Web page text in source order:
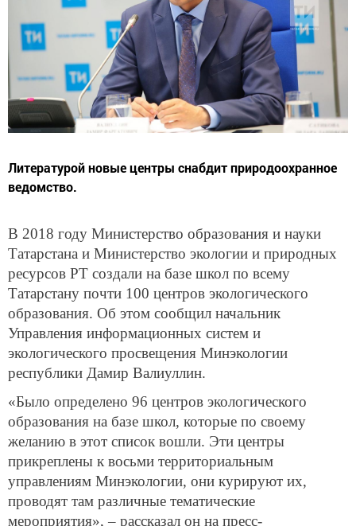
Литературой новые центры снабдит природоохранное
ведомство.
В 2018 году Министерство образования и науки
Татарстана и Министерство экологии и природных
ресурсов РТ создали на базе школ по всему
Татарстану почти 100 центров экологического
образования. Об этом сообщил начальник
Управления информационных систем и
экологического просвещения Минэкологии
республики Дамир Валиуллин.
«Было определено 96 центров экологического
образования на базе школ, которые по своему
желанию в этот список вошли. Эти центры
прикреплены к восьми территориальным
управлениям Минэкологии, они курируют их,
проводят там различные тематические
мероприятия», – рассказал он на пресс-